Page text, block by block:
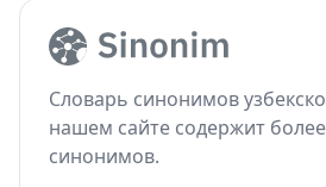
Словарь синонимов
нашем сайте содержит
синонимов.